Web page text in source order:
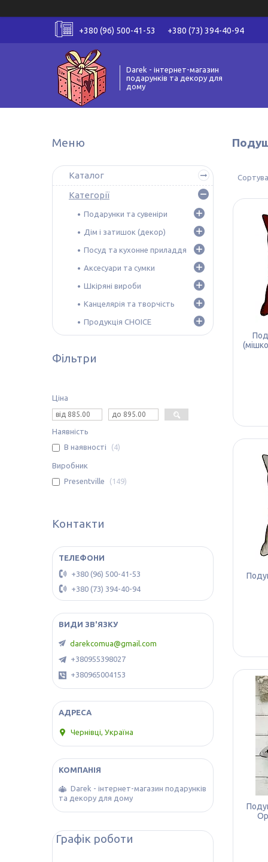
+380 (96) 500-41-53 +380 (73) 394-40-94
Darek - інтернет-магазин
подарунків та декору для
дому
Каталог
Категорії
Подарунки та сувеніри
Дім і затишок (декор)
Посуд та кухонне приладдя
Аксесуари та сумки
Шкіряні вироби
Канцелярія та творчість
Продукція CHOICE
Фільтри
Ціна
Наявність
В наявності
4
Виробник
Presentville
149
Контакти
+380 (96) 500-41-53
+380 (73) 394-40-94
darekcomua@gmail.com
+380955398027
+380965004153
Чернівці, Україна
Darek - інтернет-магазин подарунків
та декору для дому
Графік роботи